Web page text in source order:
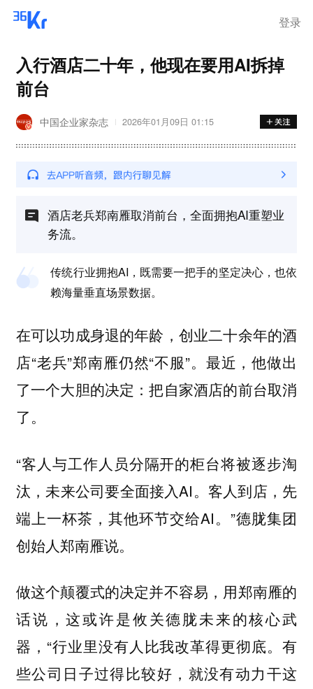
登录
入行酒店二十年，他现在要用AI拆掉
前台
中国企业家杂志 2026年01月09日 01:15
酒店老兵郑南雁取消前台，全面拥抱AI重塑业
务流。
传统行业拥抱AI，既需要一把手的坚定决心，也依
赖海量垂直场景数据。
在可以功成身退的年龄，创业二十余年的酒
店“老兵”郑南雁仍然“不服”。最近，他做出
了一个大胆的决定：把自家酒店的前台取消
了。
“客人与工作人员分隔开的柜台将被逐步淘
汰，未来公司要全面接入AI。客人到店，先
端上一杯茶，其他环节交给AI。”德胧集团
创始人郑南雁说。
做这个颠覆式的决定并不容易，用郑南雁的
话说，这或许是攸关德胧未来的核心武
器，“行业里没有人比我改革得更彻底。有
些公司日子过得比较好，就没有动力干这